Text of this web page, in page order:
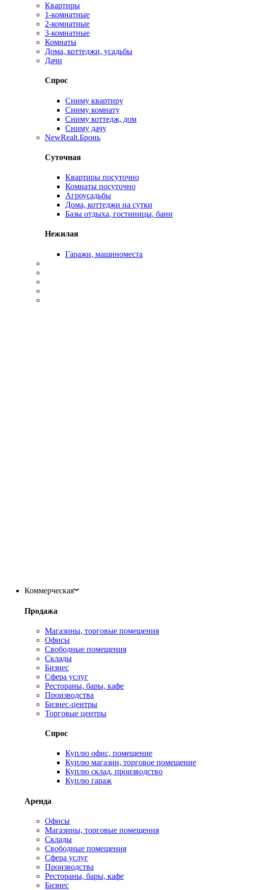
Квартиры
1-комнатные
2-комнатные
3-комнатные
Комнаты
Дома, коттеджи, усадьбы
Дачи
Спрос
Сниму квартиру
Сниму комнату
Сниму коттедж, дом
Сниму дачу
NewRealt.Бронь
Суточная
Квартиры посуточно
Комнаты посуточно
Агроусадьбы
Дома, коттеджи на сутки
Базы отдыха, гостиницы, бани
Нежилая
Гаражи, машиноместа
Коммерческая
Продажа
Магазины, торговые помещения
Офисы
Свободные помещения
Склады
Бизнес
Сфера услуг
Рестораны, бары, кафе
Производства
Бизнес-центры
Торговые центры
Спрос
Куплю офис, помещение
Куплю магазин, торговое помещение
Куплю склад, производство
Куплю гараж
Аренда
Офисы
Магазины, торговые помещения
Склады
Свободные помещения
Сфера услуг
Производства
Рестораны, бары, кафе
Бизнес